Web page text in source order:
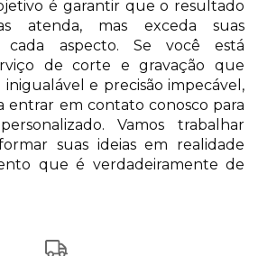
é garantir que o resultado
atenda, mas exceda suas
cada aspecto. Se você está
de corte e gravação que
e precisão impecável,
entrar em contato conosco para
Vamos trabalhar
suas ideias em realidade
que é verdadeiramente de